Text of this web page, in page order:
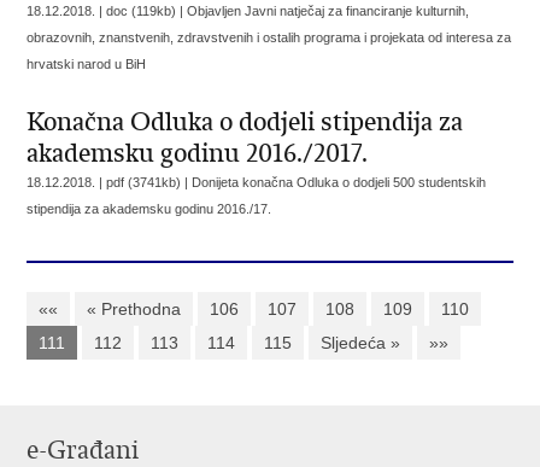
18.12.2018. | doc (119kb) |Objavljen Javni natječaj za financiranje kulturnih,
obrazovnih, znanstvenih, zdravstvenih i ostalih programa i projekata od interesa za
hrvatski narod u BiH
Konačna Odluka o dodjeli stipendija za
akademsku godinu 2016./2017.
18.12.2018. | pdf (3741kb) | Donijeta konačna Odluka o dodjeli 500 studentskih
stipendija za akademsku godinu 2016./17.
«« « Prethodna 106 107 108 109
110
111
112 113 114 115 Sljedeća » »»
e-Građani